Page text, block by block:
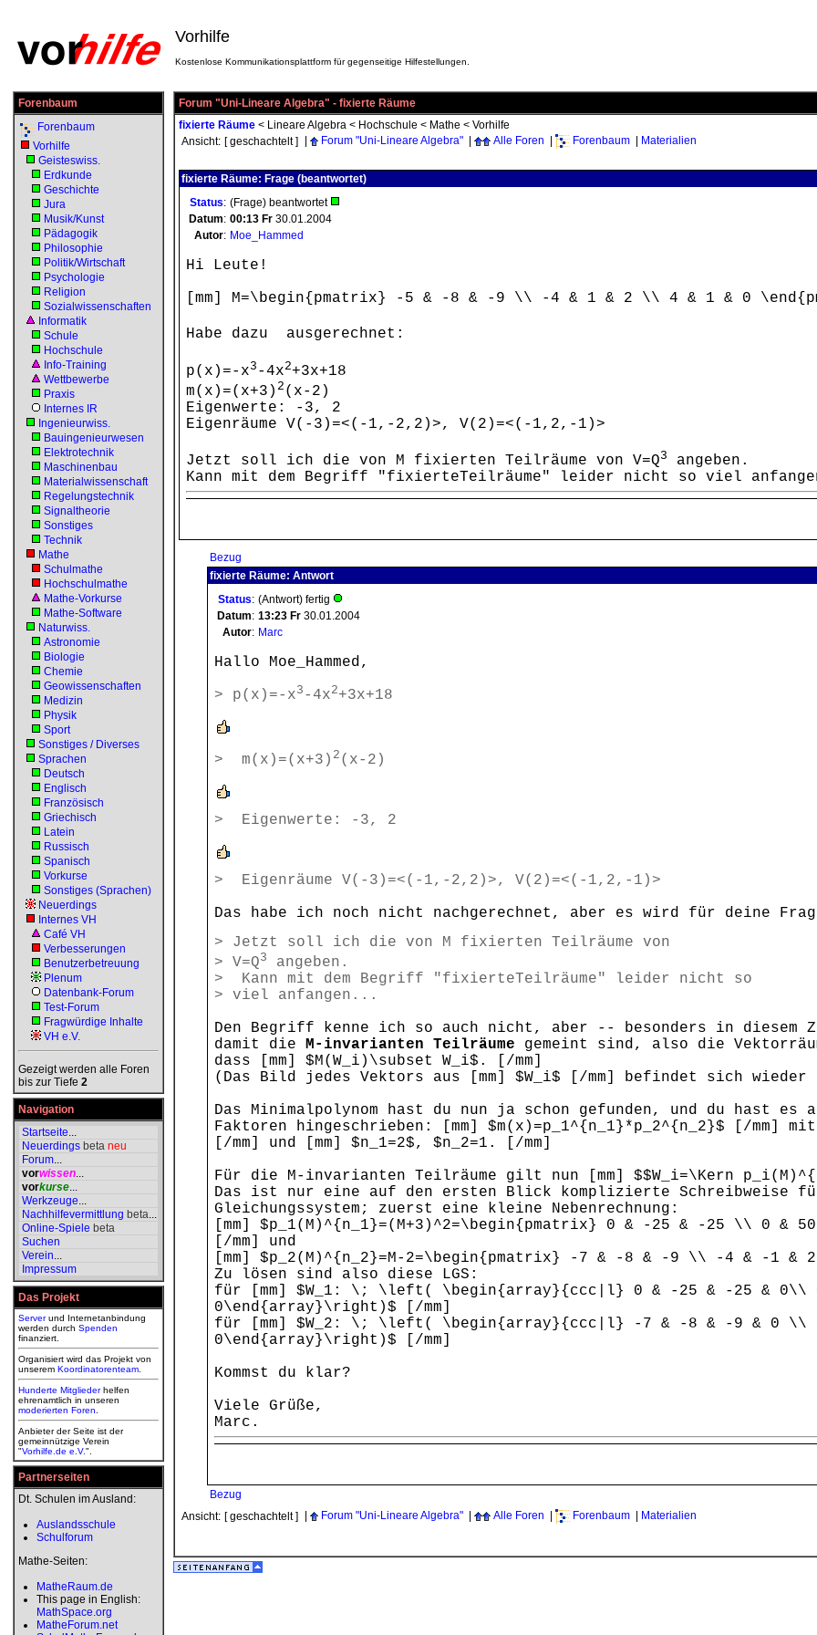
Vorhilfe
Kostenlose Kommunikationsplattform für gegenseitige Hilfestellungen.
Forenbaum
Forenbaum
Vorhilfe
Geisteswiss.
Erdkunde
Geschichte
Jura
Musik/Kunst
Pädagogik
Philosophie
Politik/Wirtschaft
Psychologie
Religion
Sozialwissenschaften
Informatik
Schule
Hochschule
Info-Training
Wettbewerbe
Praxis
Internes IR
Ingenieurwiss.
Bauingenieurwesen
Elektrotechnik
Maschinenbau
Materialwissenschaft
Regelungstechnik
Signaltheorie
Sonstiges
Technik
Mathe
Schulmathe
Hochschulmathe
Mathe-Vorkurse
Mathe-Software
Naturwiss.
Astronomie
Biologie
Chemie
Geowissenschaften
Medizin
Physik
Sport
Sonstiges / Diverses
Sprachen
Deutsch
Englisch
Französisch
Griechisch
Latein
Russisch
Spanisch
Vorkurse
Sonstiges (Sprachen)
Neuerdings
Internes VH
Café VH
Verbesserungen
Benutzerbetreuung
Plenum
Datenbank-Forum
Test-Forum
Fragwürdige Inhalte
VH e.V.
Gezeigt werden alle Foren
bis zur Tiefe 2
Navigation
Startseite...
Neuerdings beta neu
Forum...
vorwissen...
vorkurse...
Werkzeuge...
Nachhilfevermittlung beta...
Online-Spiele beta
Suchen
Verein...
Impressum
Das Projekt
Serverund Internetanbindung
werden durch Spenden
finanziert.
Organisiert wird das Projekt von
unserem Koordinatorenteam
Hunderte Mitgliederhelfen
ehrenamtlich in unseren
moderierten Foren
Anbieter der Seite ist der
gemeinnützige Verein
"Vorhilfe.de e.V.".
Partnerseiten
Dt. Schulen im Ausland:
Auslandsschule
Schulforum
Mathe-Seiten:
MatheRaum.de
This page in English:
MathSpace.org
MatheForum.net
Forum "Uni-Lineare Algebra" - fixierte Räume
fixierte Räume < Lineare Algebra < Hochschule < Mathe < Vorhilfe
Ansicht: [ geschachtelt ] Forum "Uni-Lineare Algebra" Alle Foren Forenbaum Materialien
fixierte Räume: Frage (beantwortet)
Status: (Frage) beantwortet
Datum: 00:13 Fr 30.01.2004
Autor: Moe_Hammed
Hi Leute!
[mm] M=\begin{pmatrix} -5 & -8 & -9 \\ -4 & 1 & 2 \\ 4 & 1 & 0
Habe dazu ausgerechnet:
p(x)=-x3 -4x2+3x+18
m(x)=(x+3) 2 (x-2)
Eigenwerte: -3, 2
Eigenräume V(-3)=<(-1,-2,2)>, V(2)=<(-1,2,-1)>
Jetzt soll ich die von M fixierten Teilräume von V=Q3
angeben.
Kann mit dem Begriff "fixierteTeilräume" leider nicht so viel
Bezug
fixierte Räume: Antwort
Status: (Antwort) fertig
Datum: 13:23 Fr 30.01.2004
Autor: Marc
Hallo Moe_Hammed,
> p(x)=-x3 -4x2+3x+18
> m(x)=(x+3) 2 (x-2)
> Eigenwerte: -3, 2
> Eigenräume V(-3)=<(-1,-2,2)>, V(2)=<(-1,2,-1)>
Das habe ich noch nicht nachgerechnet, aber es wird für deine
> Jetzt soll ich die von M fixierten Teilräume von
> V=Q3
angeben.
> Kann mit dem Begriff "fixierteTeilräume" leider nicht so
> viel anfangen...
Den Begriff kenne ich so auch nicht, aber -- besonders in diesem
damit die M-invarianten Teilräume gemeint sind, also die
dass [mm] $M(W_i)\subset W_i$. [/mm]
(Das Bild jedes Vektors aus [mm] $W_i$ [/mm] befindet sich wieder
Das Minimalpolynom hast du nun ja schon gefunden, und du hast
Faktoren hingeschrieben: [mm] $m(x)=p_1^{n_1}*p_2^{n_2}$ [/mm] mit
[/mm] und [mm] $n_1=2$, $n_2=1. [/mm]
Für die M-invarianten Teilräume gilt nun [mm] $$W_i=\Kern
Das ist nur eine auf den ersten Blick komplizierte Schreibweise
Gleichungssystem; zuerst eine kleine Nebenrechnung:
[mm] $p_1(M)^{n_1}=(M+3)^2=\begin{pmatrix} 0 & -25 & -25 \\ 0 &
[/mm] und
[mm] $p_2(M)^{n_2}=M-2=\begin{pmatrix} -7 & -8 & -9 \\ -4 & -1
Zu lösen sind also diese LGS:
für [mm] $W_1: \; \left( \begin{array}{ccc|l} 0 & -25 & -25 & 0\\
0\end{array}\right)$ [/mm]
für [mm] $W_2: \; \left( \begin{array}{ccc|l} -7 & -8 & -9 & 0 \\
0\end{array}\right)$ [/mm]
Kommst du klar?
Viele Grüße,
Marc.
Bezug
Ansicht: [ geschachtelt ] Forum "Uni-Lineare Algebra" Alle Foren Forenbaum Materialien